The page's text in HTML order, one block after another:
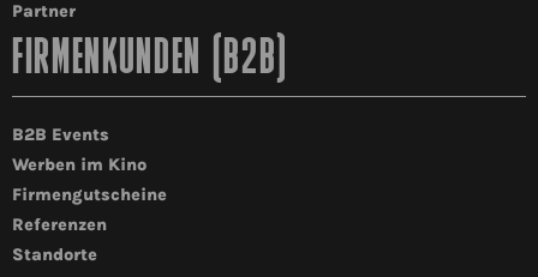
Partner
FIRMENKUNDEN (B2B)
B2B Events
Werben im Kino
Firmengutscheine
Referenzen
Standorte